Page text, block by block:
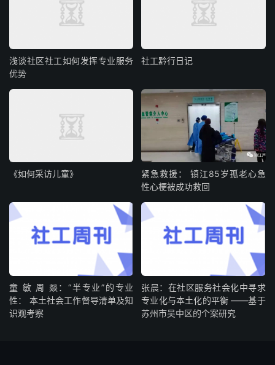
浅谈社区社工如何发挥专业服务
优势
社工黔行日记
《如何采访儿童》
紧急救援： 镇江85岁孤老心急
性心梗被成功救回
童 敏 周 燚：“半专业”的专业
性： 本土社会工作督导清单及知
识观考察
张晨：在社区服务社会化中寻求
专业化与本土化的平衡 ——基于
苏州市吴中区的个案研究